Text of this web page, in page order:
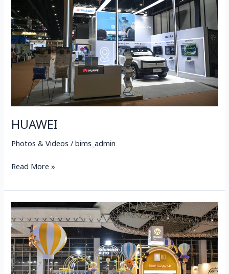
HUAWEI
Photos & Videos /bims_admin
Read More »
Krungsri